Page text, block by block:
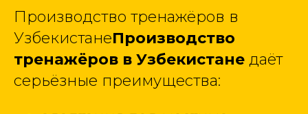
Производство тренажёров в
УзбекистанеПроизводство
тренажёров в Узбекистане даёт
серьёзные преимущества: